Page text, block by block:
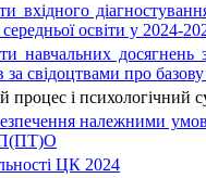
вхідного
середньої освіти у 2024-
навчальних
за свідоцтвами про
і психологічний
належними
П(ПТ)О
ЦК 2024